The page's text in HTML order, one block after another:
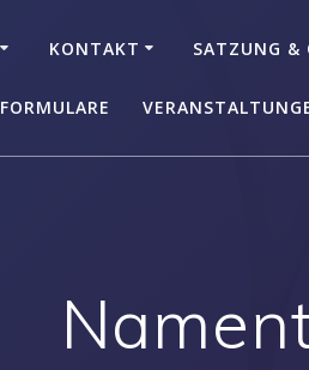
KONTAKT SATZUNG &
FORMULARE